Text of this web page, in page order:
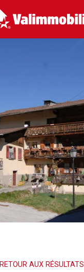
RETOUR AUX RÉSULTATS